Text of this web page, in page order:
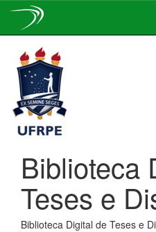
navigation
Biblioteca
Teses e
Biblioteca Digital de Teses e